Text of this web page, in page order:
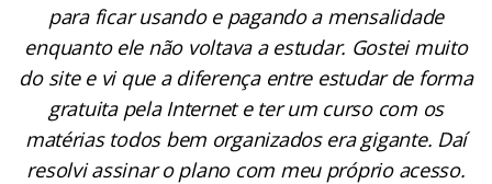
para ficar usando e pagando a mensalidade
enquanto ele não voltava a estudar. Gostei muito
do site e vi que a diferença entre estudar de forma
gratuita pela Internet e ter um curso com os
matérias todos bem organizados era gigante. Daí
resolvi assinar o plano com meu próprio acesso.